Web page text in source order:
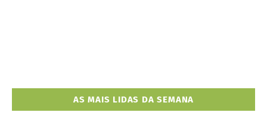
AS MAIS LIDAS DA SEMANA